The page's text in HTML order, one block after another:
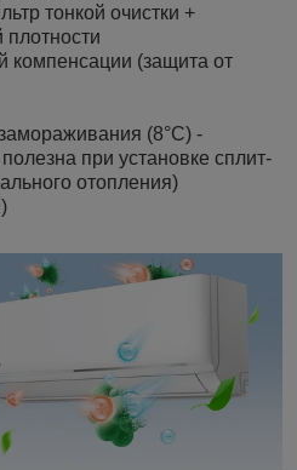
тонкой очистки +
компенсации (защита от
(8°С) -
при установке сплит-
отопления)